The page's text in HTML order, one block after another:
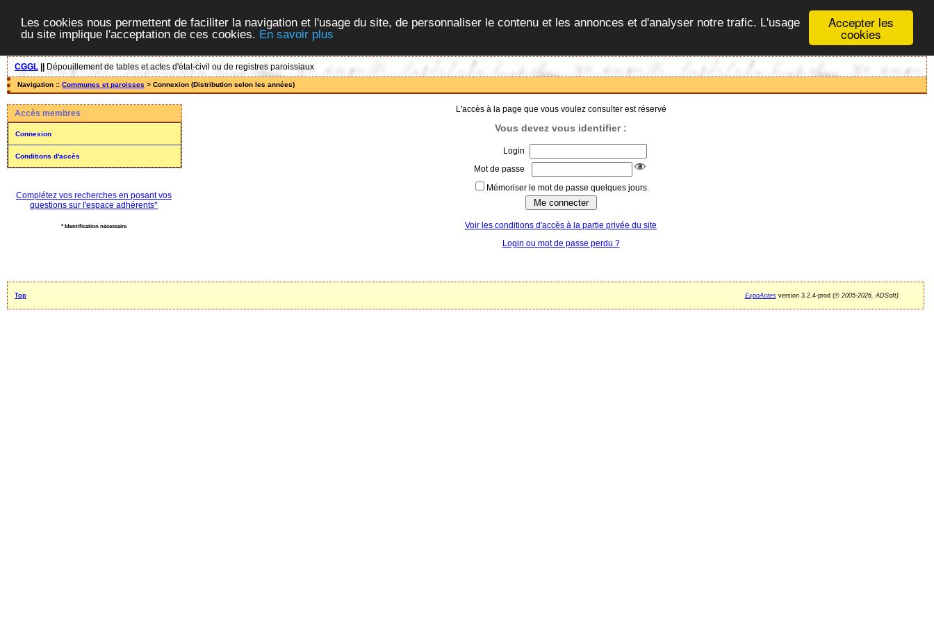
Accepter les
cookies
Les cookies nous permettent de faciliter la navigation et l'usage du site, de personnaliser le contenu et les annonces et d'analyser notre trafic. L'usage
du site implique l'acceptation de ces cookies. En savoir plus
CGGL Dépouillement de tables et actes d'état-civil ou de registres paroissiaux
Navigation :: Communes et paroisses > Connexion (Distribution selon les années)
Accès membres
Connexion
Conditions d'accès
Complétez vos recherches en posant vos
questions sur l'espace adhérents*
* Identification nécessaire
L'accès à la page que vous voulez consulter est réservé
Vous devez vous identifier :
Login
Mot de passe
Mémoriser le mot de passe quelques jours.
Voir les conditions d'accès à la partie privée du site
Login ou mot de passe perdu ?
Top ExpoActesversion 3.2.4-prod (©2005-2026, ADSoft)